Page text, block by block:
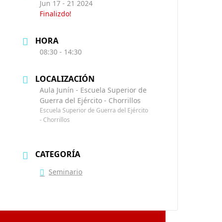
Jun 17 - 21 2024
Finalizdo!
HORA
08:30 - 14:30
LOCALIZACIÓN
Aula Junín - Escuela Superior de
Guerra del Ejército - Chorrillos
Escuela Superior de Guerra del Ejército
- Chorrillos
CATEGORÍA
Seminario